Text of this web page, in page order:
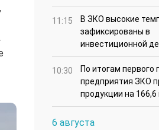
11:15
В ЗКО высокие
зафиксированы в
инвестиционной
10:30
По итогам первого
предприятия ЗКО
продукции на
6 августа